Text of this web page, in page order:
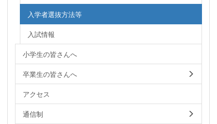
入学者選抜方法等
入試情報
小学生の皆さんへ
卒業生の皆さんへ
アクセス
通信制